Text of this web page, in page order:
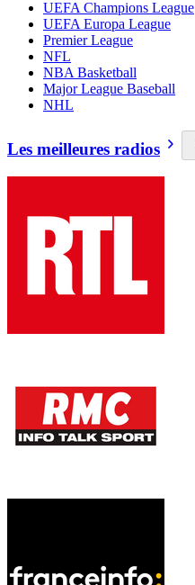
UEFA Champions League
UEFA Europa League
Premier League
NFL
NBA Basketball
Major League Baseball
NHL
Les meilleures radios